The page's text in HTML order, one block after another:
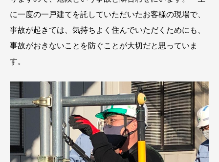
に一度の一戸建てを託していただいたお客様の現場で、
事故が起きては、気持ちよく住んでいただくためにも、
事故がおきないことを防ぐことが大切だと思っていま
す。